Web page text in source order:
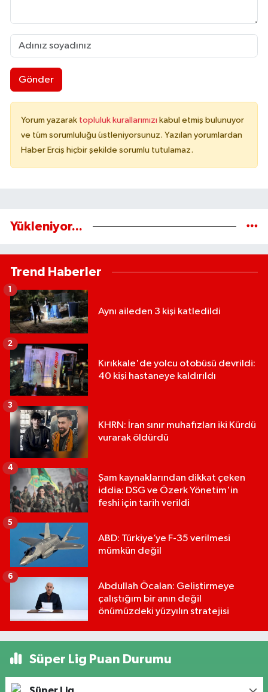
Gönder
Yorum yazarak topluluk kurallarımızı kabul etmiş bulunuyor
ve tüm sorumluluğu üstleniyorsunuz. Yazılan yorumlardan
Haber Erciş hiçbir şekilde sorumlu tutulamaz.
Yükleniyor...
Trend Haberler
Aynı aileden 3 kişi katledildi
1
Kırıkkale'de yolcu otobüsü devrildi:
40 kişi hastaneye kaldırıldı
2
KHRN: İran sınır muhafızları iki Kürdü
vurarak öldürdü
3
Şam kaynaklarından dikkat çeken
iddia: DSG ve Özerk Yönetim'in
feshi için tarih verildi
4
ABD: Türkiye’ye F-35 verilmesi
mümkün değil
5
Abdullah Öcalan: Geliştirmeye
çalıştığım bir anın değil
önümüzdeki yüzyılın stratejisi
6
Süper Lig Puan Durumu